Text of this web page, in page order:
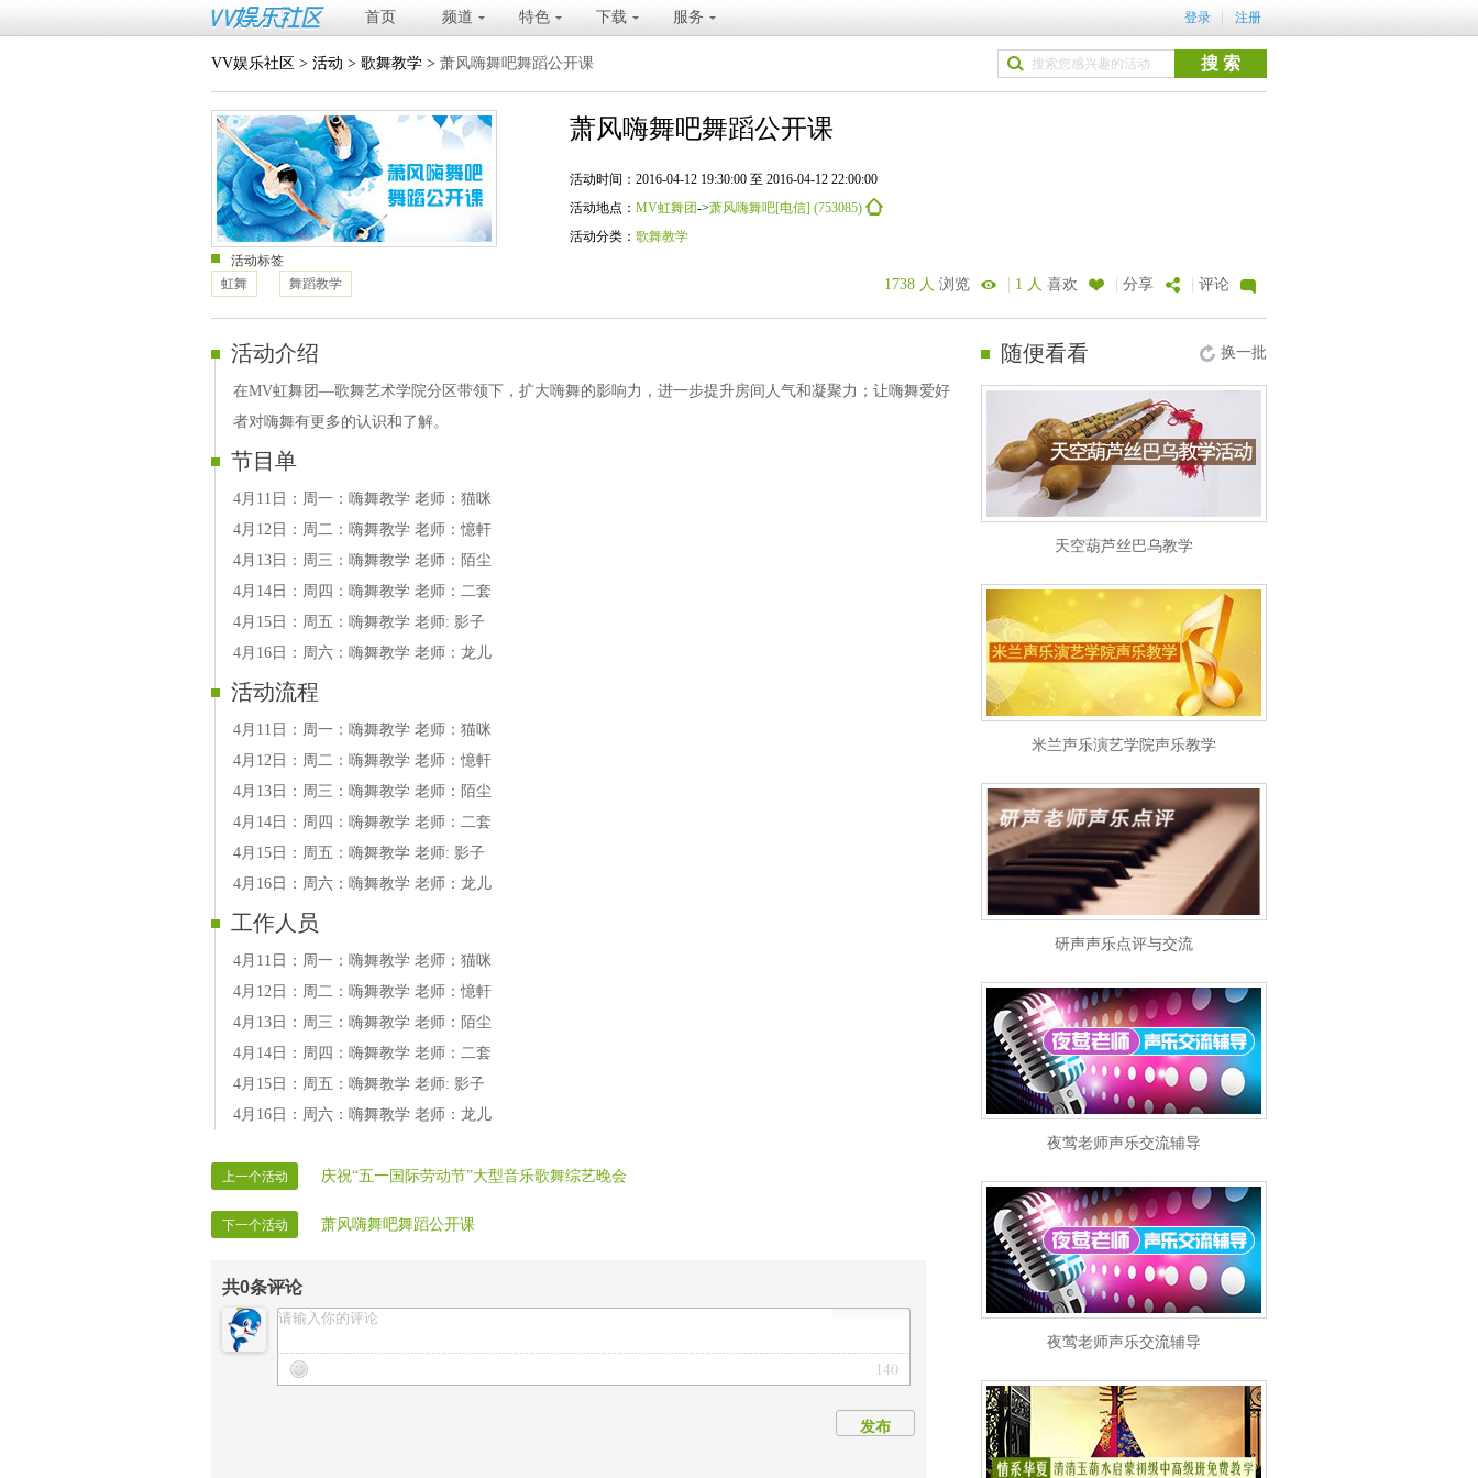
首页 频道 特色 下载 服务 登录 注册
VV娱乐社区 > 活动 > 歌舞教学 > 萧风嗨舞吧舞蹈公开课
萧风嗨舞吧舞蹈公开课
活动时间：2016-04-12 19:30:00 至 2016-04-12 22:00:00
活动地点： MV虹舞团->萧风嗨舞吧[电信] (753085)
活动分类： 歌舞教学
活动标签
虹舞
舞蹈教学 1738 人 浏览 | 1 人 喜欢 | 分享 | 评论
活动介绍
在MV虹舞团—歌舞艺术学院分区带领下，扩大嗨舞的影响力，进一步提升房间人气和凝聚力；让嗨舞爱好
者对嗨舞有更多的认识和了解。
节目单
4月11日：周一：嗨舞教学 老师：猫咪
4月12日：周二：嗨舞教学 老师：憶軒
4月13日：周三：嗨舞教学 老师：陌尘
4月14日：周四：嗨舞教学 老师：二套
4月15日：周五：嗨舞教学 老师: 影子
4月16日：周六：嗨舞教学 老师：龙儿
活动流程
4月11日：周一：嗨舞教学 老师：猫咪
4月12日：周二：嗨舞教学 老师：憶軒
4月13日：周三：嗨舞教学 老师：陌尘
4月14日：周四：嗨舞教学 老师：二套
4月15日：周五：嗨舞教学 老师: 影子
4月16日：周六：嗨舞教学 老师：龙儿
工作人员
4月11日：周一：嗨舞教学 老师：猫咪
4月12日：周二：嗨舞教学 老师：憶軒
4月13日：周三：嗨舞教学 老师：陌尘
4月14日：周四：嗨舞教学 老师：二套
4月15日：周五：嗨舞教学 老师: 影子
4月16日：周六：嗨舞教学 老师：龙儿
上一个活动 庆祝“五一国际劳动节”大型音乐歌舞综艺晚会
下一个活动 萧风嗨舞吧舞蹈公开课
共0条评论
140
发布
随便看看 换一批
天空葫芦丝巴乌教学
米兰声乐演艺学院声乐教学
研声声乐点评与交流
夜莺老师声乐交流辅导
夜莺老师声乐交流辅导